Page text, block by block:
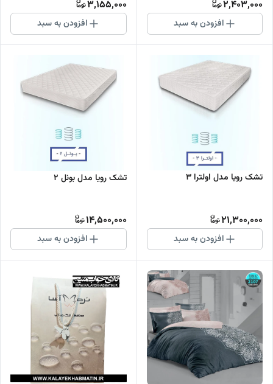
2,403,000
افزودن به سبد
3,155,000
افزودن به سبد
تشک رویا مدل اولترا 3
21,300,000
افزودن به سبد
تشک رویا مدل بونل 2
14,500,000
افزودن به سبد